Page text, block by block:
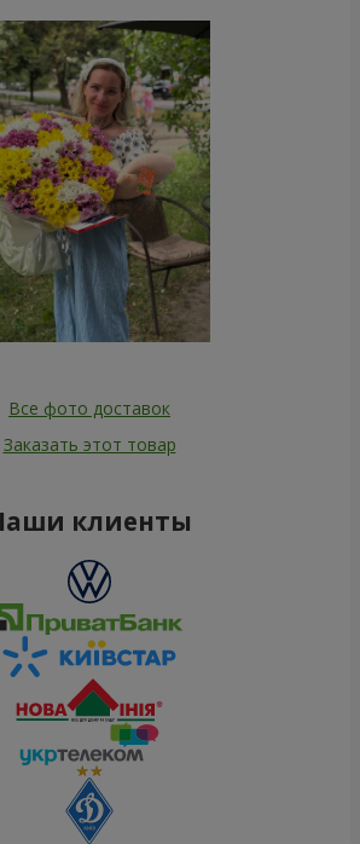
Все фото доставок
Заказать этот товар
клиенты